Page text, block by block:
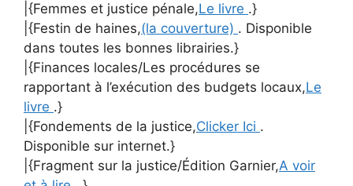
|{Femmes et justice pénale,Le livre .}
|{Festin de haines,(la couverture) . Disponible
dans toutes les bonnes librairies.}
|{Finances locales/Les procédures se
rapportant à l’exécution des budgets locaux,Le
livre .}
|{Fondements de la justice,Clicker Ici .
Disponible sur internet.}
|{Fragment sur la justice/Édition Garnier,A voir